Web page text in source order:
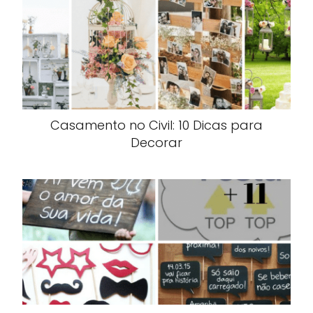
Casamento no Civil: 10 Dicas para
Decorar